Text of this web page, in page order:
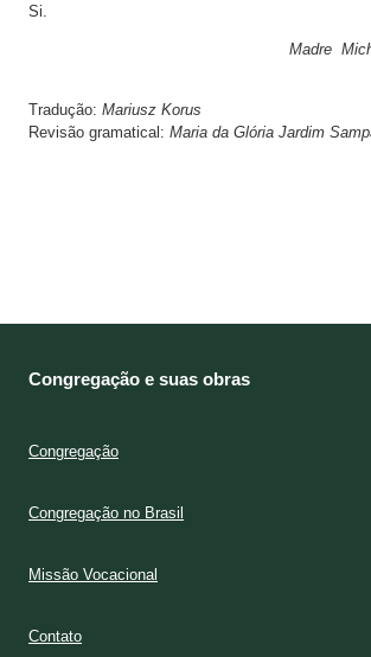
Si.
Madre
Tradução: Mariusz Korus
Revisão gramatical: Maria da Glória Jardim
Congregação e suas obras
Congregação
Congregação no Brasil
Missão Vocacional
Contato